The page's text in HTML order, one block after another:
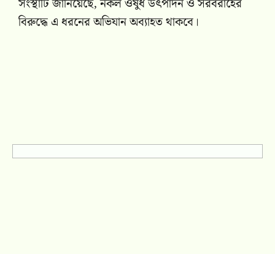
সংস্থাটি জানিয়েছে, নকল ওষুধ উৎপাদন ও সরবরাহের
বিরুদ্ধে এ ধরনের অভিযান অব্যাহত থাকবে।